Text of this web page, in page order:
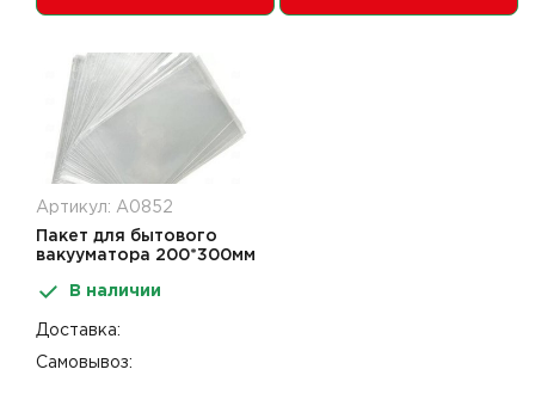
Артикул: А0852
Пакет для бытового
вакууматора 200*300мм
В наличии
Доставка:
Самовывоз: